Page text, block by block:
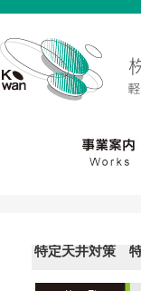
特定天井対策